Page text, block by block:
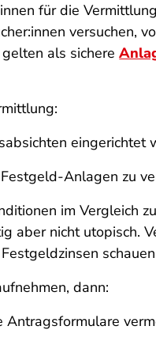
für die
versuchen,
als sichere
eingerichtet
Anlagen zu
im Vergleich
aber nicht utopisch.
dann: